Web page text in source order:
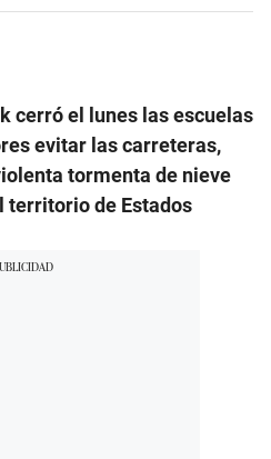
cerró el lunes las escuelas
evitar las carreteras,
tormenta de nieve
territorio de Estados